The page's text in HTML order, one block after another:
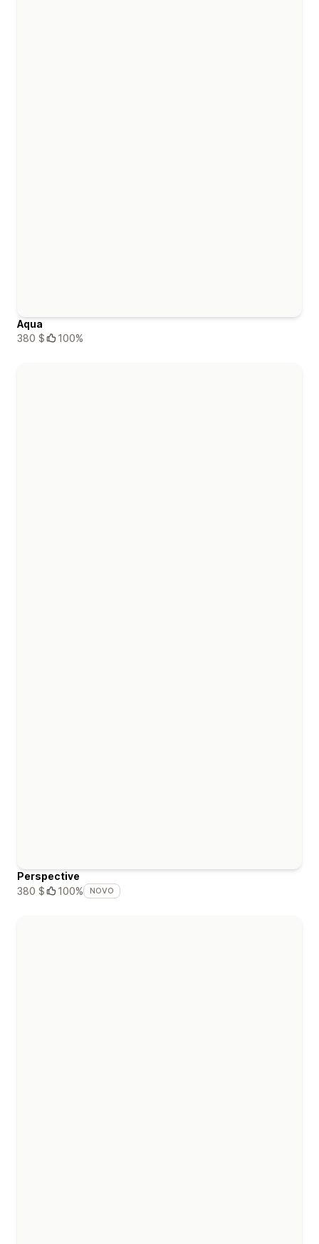
Aqua
380 $
100%
Perspective
380 $
100% NOVO